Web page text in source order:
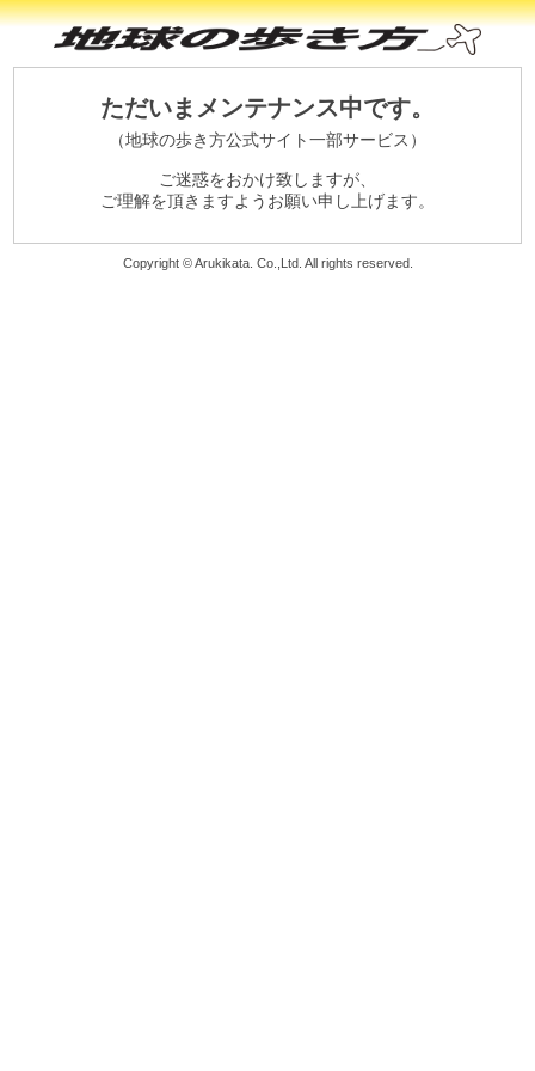
ただいまメンテナンス中です。
（地球の歩き方公式サイト一部サービス）
ご迷惑をおかけ致しますが、
ご理解を頂きますようお願い申し上げます。
Copyright © Arukikata. Co.,Ltd. All rights reserved.